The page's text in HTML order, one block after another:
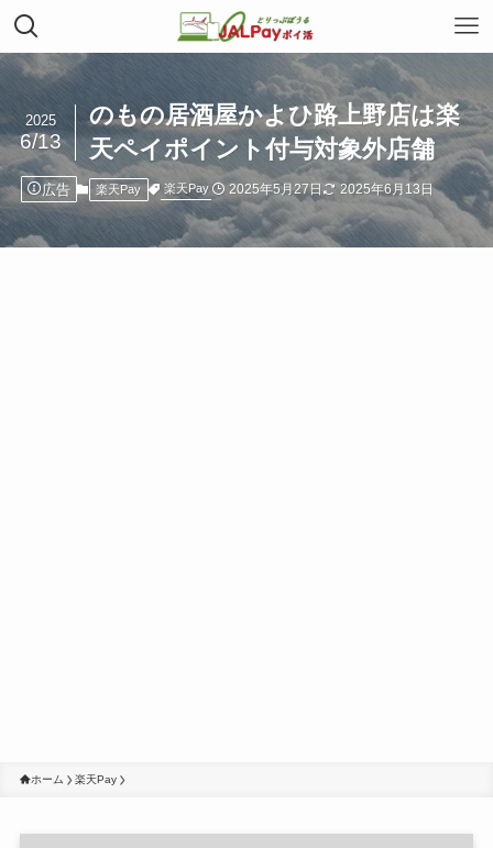
のもの居酒屋かよひ路上野店は楽
天ペイポイント付与対象外店舗
2025
6/13
広告 楽天Pay 楽天Pay 2025年5月27日 2025年6月13日
ホーム 楽天Pay